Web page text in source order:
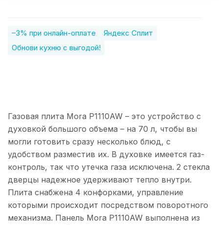
–3% при онлайн-оплате
Яндекс Сплит
Обнови кухню с выгодой!
Газовая плита Mora P1110AW – это устройство с
духовкой большого объема – на 70 л, чтобы вы
могли готовить сразу несколько блюд, с
удобством разместив их. В духовке имеется газ-
контроль, так что утечка газа исключена. 2 стекла
дверцы надежное удерживают тепло внутри.
Плита снабжена 4 конфорками, управление
которыми происходит посредством поворотного
механизма. Панель Mora P1110AW выполнена из